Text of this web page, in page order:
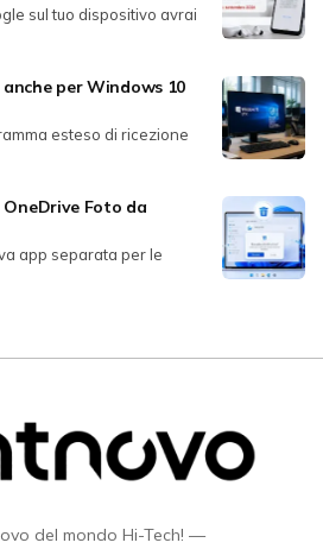
sul tuo dispositivo avrai
per Windows 10
esteso di ricezione
Foto da
app separata per le
del mondo Hi-Tech! —